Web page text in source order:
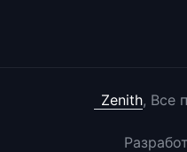
Zenith, Все